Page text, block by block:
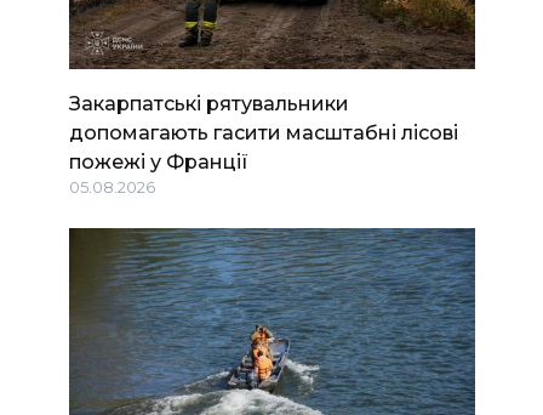
Закарпатські рятувальники
допомагають гасити масштабні лісові
пожежі у Франції
05.08.2026